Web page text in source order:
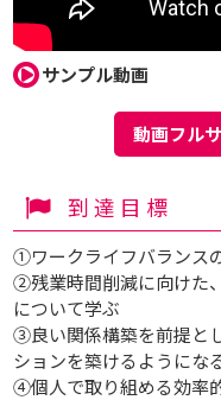
サンプル動画
動画フル
到達目標
①ワークライフバランス
②残業時間削減に向けた
について学ぶ
③良い関係構築を前提と
ションを築けるようにな
④個人で取り組める効率